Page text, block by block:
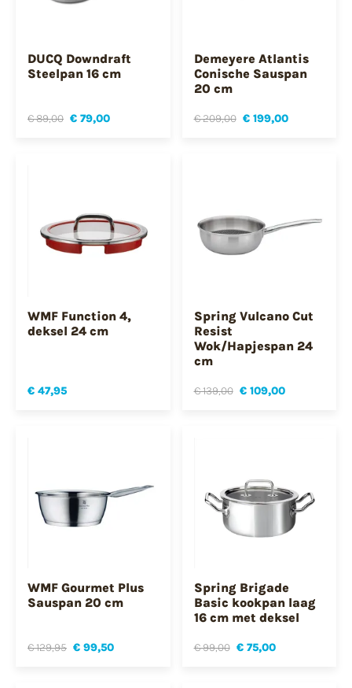
DUCQ Downdraft
Steelpan 16 cm
€ 89,00 € 79,00
Demeyere Atlantis
Conische Sauspan
20 cm
€ 209,00 € 199,00
WMF Function 4,
deksel 24 cm
€ 47,95
Spring Vulcano Cut
Resist
Wok/Hapjespan 24
cm
€ 139,00 € 109,00
WMF Gourmet Plus
Sauspan 20 cm
€ 129,95 € 99,50
Spring Brigade
Basic kookpan laag
16 cm met deksel
€ 99,00 € 75,00